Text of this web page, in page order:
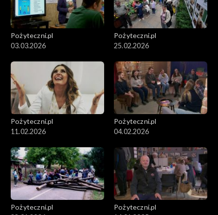
Pożyteczni.pl
03.03.2026
Pożyteczni.pl
25.02.2026
Pożyteczni.pl
11.02.2026
Pożyteczni.pl
04.02.2026
Pożyteczni.pl
Pożyteczni.pl